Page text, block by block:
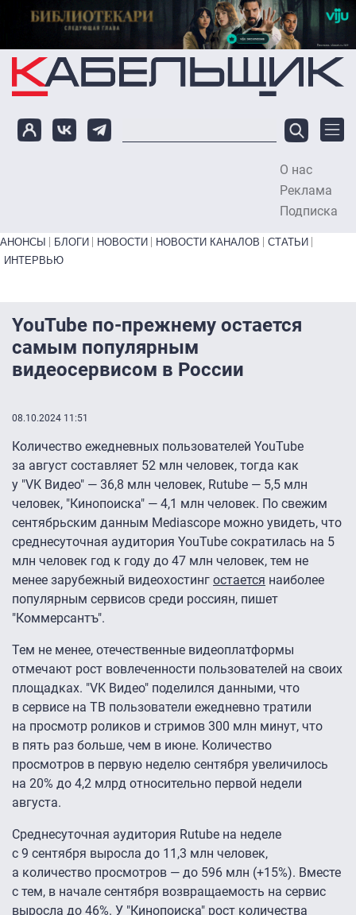
Перейти к основному содержанию
О нас
Реклама
Подписка
Primary links bottom
АНОНСЫ БЛОГИ НОВОСТИ НОВОСТИ КАНАЛОВ
СТАТЬИ
ИНТЕРВЬЮ
YouTube по-прежнему остается
самым популярным
видеосервисом в России
08.10.2024 11:51
Количество ежедневных пользователей YouTube
за август составляет 52 млн человек, тогда как
у "VK Видео" — 36,8 млн человек, Rutube — 5,5 млн
человек, "Кинопоиска" — 4,1 млн человек. По свежим
сентябрьским данным Mediascope можно увидеть, что
среднесуточная аудитория YouTube сократилась на 5
млн человек год к году до 47 млн человек, тем не
менее зарубежный видеохостинг остается наиболее
популярным сервисов среди россиян, пишет
"Коммерсантъ".
Тем не менее, отечественные видеоплатформы
отмечают рост вовлеченности пользователей на своих
площадках. "VK Видео" поделился данными, что
в сервисе на ТВ пользователи ежедневно тратили
на просмотр роликов и стримов 300 млн минут, что
в пять раз больше, чем в июне. Количество
просмотров в первую неделю сентября увеличилось
на 20% до 4,2 млрд относительно первой недели
августа.
Среднесуточная аудитория Rutube на неделе
с 9 сентября выросла до 11,3 млн человек,
а количество просмотров — до 596 млн (+15%). Вместе
с тем, в начале сентября возвращаемость на сервис
выросла до 46%. У "Кинопоиска" рост количества